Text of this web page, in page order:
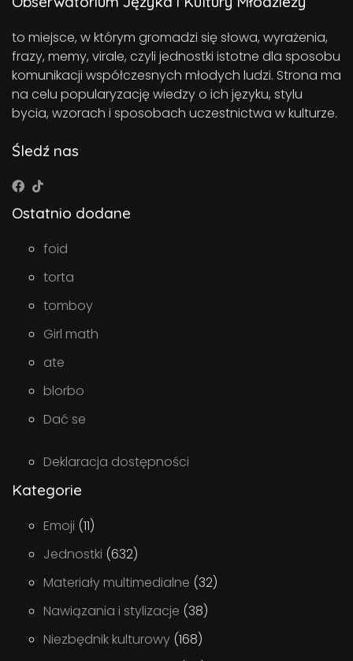
to miejsce, w którym gromadzi się słowa, wyrażenia,
frazy, memy, virale, czyli jednostki istotne dla sposobu
komunikacji współczesnych młodych ludzi. Strona ma
na celu popularyzację wiedzy o ich języku, stylu
bycia, wzorach i sposobach uczestnictwa w kulturze.
Śledź nas
Ostatnio dodane
foid
torta
tomboy
Girl math
ate
blorbo
Dać se
Deklaracja dostępności
Kategorie
Emoji (11)
Jednostki (632)
Materiały multimedialne (32)
Nawiązania i stylizacje (38)
Niezbędnik kulturowy (168)